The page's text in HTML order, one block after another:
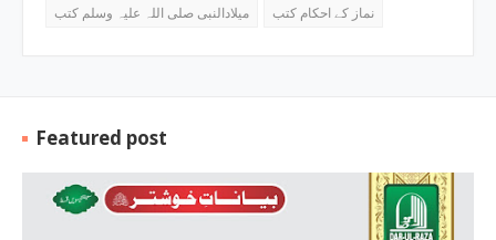
میلادالنبی صلی اللہ علیہ وسلم کتب
نماز کے احکام کتب
Featured post